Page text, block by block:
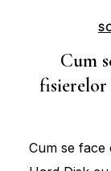
Cum
fisierelor
Cum se